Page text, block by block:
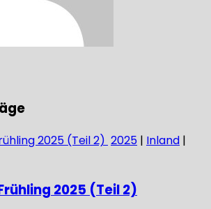
2025 | Inland |
2025 (Teil 2)